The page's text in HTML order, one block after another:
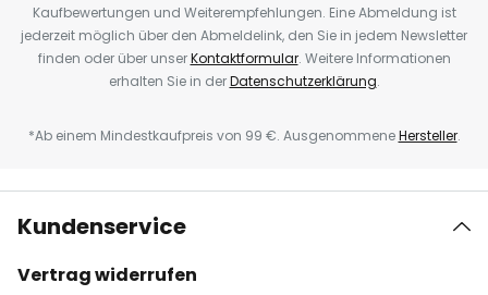
Kaufbewertungen und Weiterempfehlungen. Eine Abmeldung ist
jederzeit möglich über den Abmeldelink, den Sie in jedem Newsletter
finden oder über unserKontaktformular. Weitere Informationen
erhalten Sie in derDatenschutzerklärung.
*Ab einem Mindestkaufpreis von 99 €. AusgenommeneHersteller.
Kundenservice
Vertrag widerrufen